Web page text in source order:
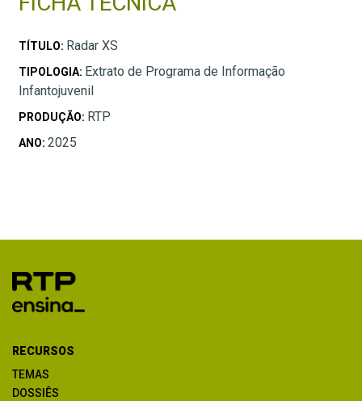
TÍTULO: Radar XS
TIPOLOGIA: Extrato de Programa de Informação
Infantojuvenil
PRODUÇÃO: RTP
ANO: 2025
RECURSOS
TEMAS
DOSSIÊS